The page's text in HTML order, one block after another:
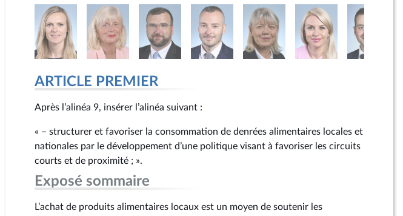
26 avril 2024
2 mai 2024
du territoire
durable et de l'aménagement du territoire
29 avril 2024
26 avril 2024
du territoire
durable et de l'aménagement du territoire
24 avril 2024
26 avril 2024
26 avril 2024
ARTICLE PREMIER
Après l’alinéa 9, insérer l’alinéa suivant :
« – structurer et favoriser la consommation de denrées alimentaires locales et
nationales par le développement d’une politique visant à favoriser les circuits
courts et de proximité ; ».
Exposé sommaire
L’achat de produits alimentaires locaux est un moyen de soutenir les